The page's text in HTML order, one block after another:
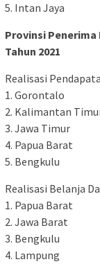
5. Intan Jaya
Provinsi
Tahun 2021
Realisasi
1. Gorontalo
2. Kalimantan
3. Jawa Timur
4. Papua Barat
5. Bengkulu
Realisasi Belanja
1. Papua Barat
2. Jawa Barat
3. Bengkulu
4. Lampung